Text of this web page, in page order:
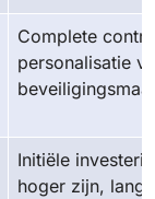
Complete
personalisatie
Initiële
hoger zijn,